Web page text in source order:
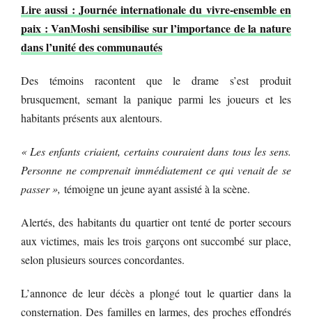
Lire aussi : Journée internationale du vivre-ensemble en
paix : VanMoshi sensibilise sur l’importance de la nature
dans l’unité des communautés
Des témoins racontent que le drame s’est produit
brusquement, semant la panique parmi les joueurs et les
habitants présents aux alentours.
« Les enfants criaient, certains couraient dans tous les sens.
Personne ne comprenait immédiatement ce qui venait de se
passer », témoigne un jeune ayant assisté à la scène.
Alertés, des habitants du quartier ont tenté de porter secours
aux victimes, mais les trois garçons ont succombé sur place,
selon plusieurs sources concordantes.
L’annonce de leur décès a plongé tout le quartier dans la
consternation. Des familles en larmes, des proches effondrés